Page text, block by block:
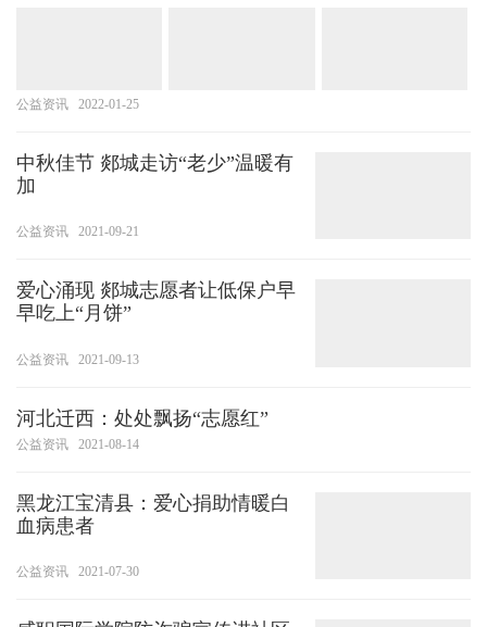
公益资讯 2022-01-25
中秋佳节 郯城走访“老少”温暖有
加
公益资讯 2021-09-21
爱心涌现 郯城志愿者让低保户早
早吃上“月饼”
公益资讯 2021-09-13
河北迁西：处处飘扬“志愿红”
公益资讯 2021-08-14
黑龙江宝清县：爱心捐助情暖白
血病患者
公益资讯 2021-07-30